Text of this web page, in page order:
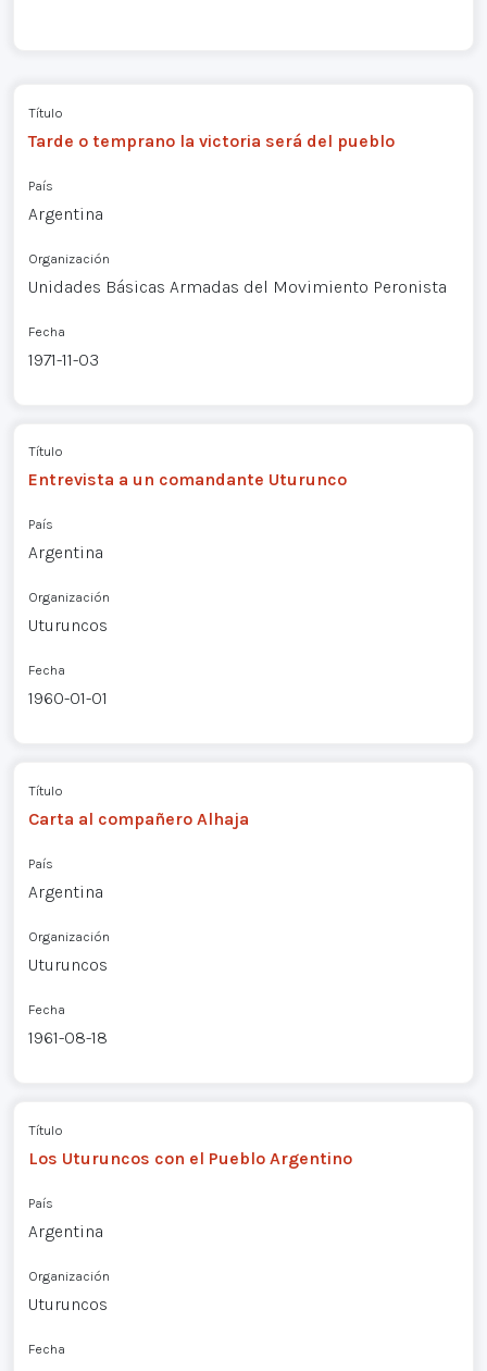
Título
Tarde o temprano la victoria será del pueblo
País
Argentina
Organización
Unidades Básicas Armadas del Movimiento Peronista
Fecha
1971-11-03
Título
Entrevista a un comandante Uturunco
País
Argentina
Organización
Uturuncos
Fecha
1960-01-01
Título
Carta al compañero Alhaja
País
Argentina
Organización
Uturuncos
Fecha
1961-08-18
Título
Los Uturuncos con el Pueblo Argentino
País
Argentina
Organización
Uturuncos
Fecha